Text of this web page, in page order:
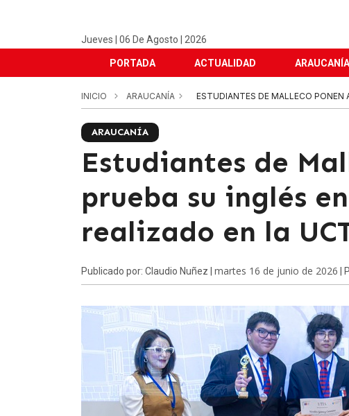
Jueves | 06 De Agosto | 2026
PORTADA ACTUALIDAD ARAUCANÍA
INICIO ARAUCANÍA ESTUDIANTES DE MALLECO PONEN
ARAUCANÍA
Estudiantes de
prueba su inglés
realizado en la
Publicado por: Claudio Nuñez | martes 16 de junio de 2026 |